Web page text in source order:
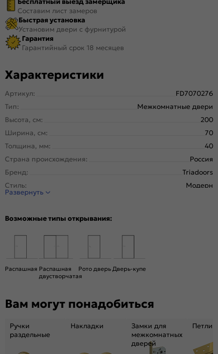
Составим лист замеров
Быстрая установка
Установим двери с фурнитурой
Гарантия
Гарантийный срок 18 месяцев
Характеристики
Артикул:
FD7070276
Тип:
Межкомнатные двери
Высота, см:
200
Ширина, см:
70
Толщина, мм:
40
Страна происхождения:
Россия
Бренд:
Triadoors
Стиль:
Модерн
Тип двери:
Цвет:
Дуб Винчестер трюфель
Тип коробки:
Кромка:
Алюминиевая матовый хром
гладкая, матовая
Развернуть
Возможные типы открывания:
Распашная Распашная
двустворчатая
Рото дверь Дверь-купе
Вам могут понадобиться
Ручки
раздельные
Накладки
Замки для
межкомнатных
дверей
Петли